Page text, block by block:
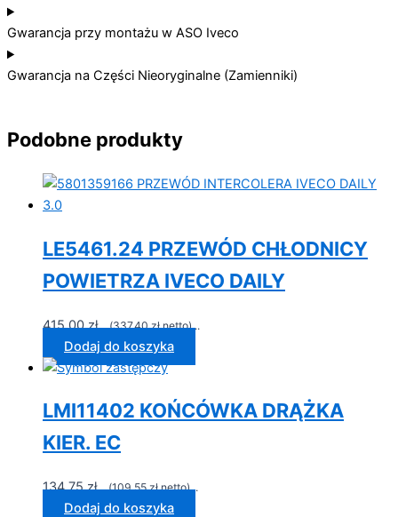
Gwarancja przy montażu w ASO Iveco
Gwarancja na Części Nieoryginalne (Zamienniki)
Podobne produkty
LE5461.24 PRZEWÓD CHŁODNICY
POWIETRZA IVECO DAILY
415,00zł ...(337,40złnetto)...
Dodaj do koszyka
LMI11402 KOŃCÓWKA DRĄŻKA
KIER. EC
134,75zł ...(109,55złnetto)...
Dodaj do koszyka